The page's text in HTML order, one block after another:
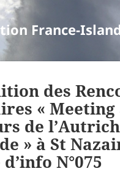
France-
des
« Meeting
de
» à St
N°075